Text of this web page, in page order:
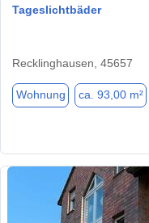
Tageslichtbäder
Recklinghausen, 45657
Wohnung ca. 93,00 m²